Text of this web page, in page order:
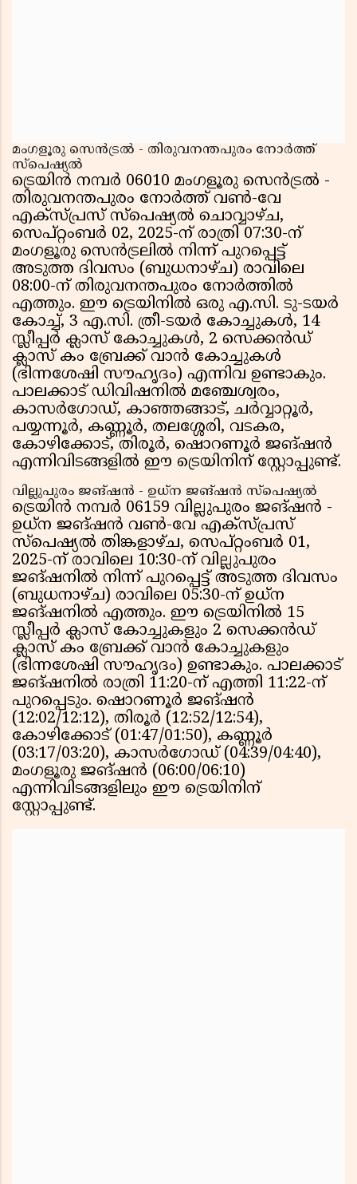
മംഗളൂരു സെൻട്രൽ - തിരുവനന്തപുരം നോർത്ത്
സ്പെഷ്യൽ
ട്രെയിൻ നമ്പർ 06010 മംഗളൂരു സെൻട്രൽ -
തിരുവനന്തപുരം നോർത്ത് വൺ-വേ
എക്സ്പ്രസ് സ്പെഷ്യൽ ചൊവ്വാഴ്ച,
സെപ്റ്റംബർ 02, 2025-ന് രാത്രി 07:30-ന്
മംഗളൂരു സെൻട്രലിൽ നിന്ന് പുറപ്പെട്ട്
അടുത്ത ദിവസം (ബുധനാഴ്ച) രാവിലെ
08:00-ന് തിരുവനന്തപുരം നോർത്തിൽ
എത്തും. ഈ ട്രെയിനിൽ ഒരു എ.സി. ടു-ടയർ
കോച്ച്, 3 എ.സി. ത്രീ-ടയർ കോച്ചുകൾ, 14
സ്ലീപ്പർ ക്ലാസ് കോച്ചുകൾ, 2 സെക്കൻഡ്
ക്ലാസ് കം ബ്രേക്ക് വാൻ കോച്ചുകൾ
(ഭിന്നശേഷി സൗഹൃദം) എന്നിവ ഉണ്ടാകും.
പാലക്കാട് ഡിവിഷനിൽ മഞ്ചേശ്വരം,
കാസർഗോഡ്, കാഞ്ഞങ്ങാട്, ചർവ്വാറ്റൂർ,
പയ്യന്നൂർ, കണ്ണൂർ, തലശ്ശേരി, വടകര,
കോഴിക്കോട്, തിരൂർ, ഷൊറണൂർ ജങ്ഷൻ
എന്നിവിടങ്ങളിൽ ഈ ട്രെയിനിന് സ്റ്റോപ്പുണ്ട്.
വില്ലുപുരം ജങ്ഷൻ - ഉധ്‌ന ജങ്ഷൻ സ്പെഷ്യൽ
ട്രെയിൻ നമ്പർ 06159 വില്ലുപുരം ജങ്ഷൻ -
ഉധ്‌ന ജങ്ഷൻ വൺ-വേ എക്സ്പ്രസ്
സ്പെഷ്യൽ തിങ്കളാഴ്ച, സെപ്റ്റംബർ 01,
2025-ന് രാവിലെ 10:30-ന് വില്ലുപുരം
ജങ്ഷനിൽ നിന്ന് പുറപ്പെട്ട് അടുത്ത ദിവസം
(ബുധനാഴ്ച) രാവിലെ 05:30-ന് ഉധ്‌ന
ജങ്ഷനിൽ എത്തും. ഈ ട്രെയിനിൽ 15
സ്ലീപ്പർ ക്ലാസ് കോച്ചുകളും 2 സെക്കൻഡ്
ക്ലാസ് കം ബ്രേക്ക് വാൻ കോച്ചുകളും
(ഭിന്നശേഷി സൗഹൃദം) ഉണ്ടാകും. പാലക്കാട്
ജങ്ഷനിൽ രാത്രി 11:20-ന് എത്തി 11:22-ന്
പുറപ്പെടും. ഷൊറണൂർ ജങ്ഷൻ
(12:02/12:12), തിരൂർ (12:52/12:54),
കോഴിക്കോട് (01:47/01:50), കണ്ണൂർ
(03:17/03:20), കാസർഗോഡ് (04:39/04:40),
മംഗളൂരു ജങ്ഷൻ (06:00/06:10)
എന്നിവിടങ്ങളിലും ഈ ട്രെയിനിന്
സ്റ്റോപ്പുണ്ട്.